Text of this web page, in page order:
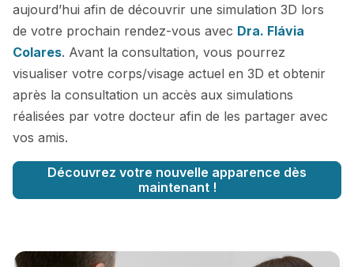
aujourd’hui afin de découvrir une simulation 3D lors
de votre prochain rendez-vous avec Dra. Flávia
Colares. Avant la consultation, vous pourrez
visualiser votre corps/visage actuel en 3D et obtenir
après la consultation un accès aux simulations
réalisées par votre docteur afin de les partager avec
vos amis.
Découvrez votre nouvelle apparence dès
maintenant !